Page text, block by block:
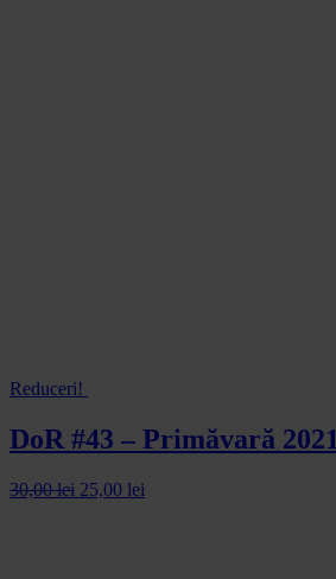
Reduceri!
DoR #43 – Primăvară 2021
30,00lei 25,00 lei